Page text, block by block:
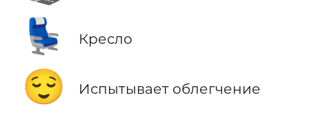
💺 Кресло
😌 Испытывает облегчение